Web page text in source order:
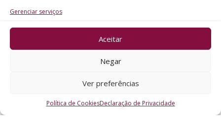
Gerenciar serviços
Aceitar
Negar
Ver preferências
Política de CookiesDeclaração de Privacidade